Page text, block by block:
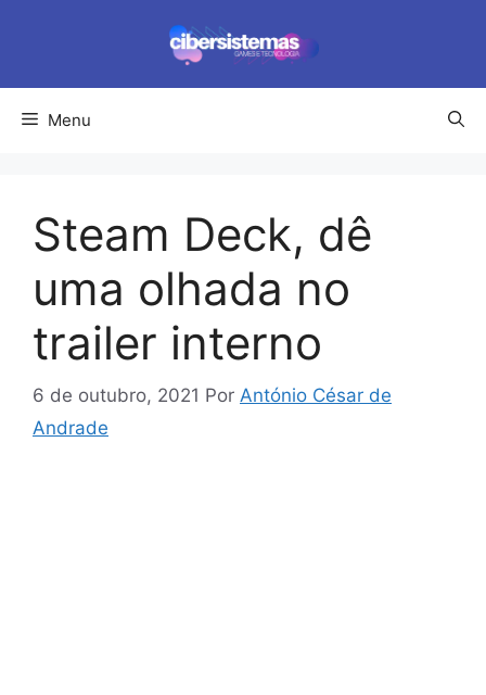
conteúdo
Menu
Steam Deck, dê
uma olhada no
trailer interno
6 de outubro, 2021 Por António César de
Andrade